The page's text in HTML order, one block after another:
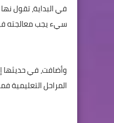
في البداية، تقول
سيء يجب معالجته
وأضافت، في حديثها
المراحل التعليمية